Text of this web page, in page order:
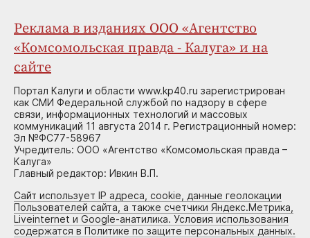
Реклама в изданиях ООО «Агентство
«Комсомольская правда - Калуга» и на
сайте
Портал Калуги и области www.kp40.ru зарегистрирован
как СМИ Федеральной службой по надзору в сфере
связи, информационных технологий и массовых
коммуникаций 11 августа 2014 г. Регистрационный номер:
Эл №ФС77-58967
Учредитель: ООО «Агентство «Комсомольская правда –
Калуга»
Главный редактор: Ивкин В.П.
Сайт использует IP адреса, cookie, данные геолокации
Пользователей сайта, а также счетчики Яндекс.Метрика,
Liveinternet и Google-анатилика. Условия использования
содержатся в Политике по защите персональных данных.